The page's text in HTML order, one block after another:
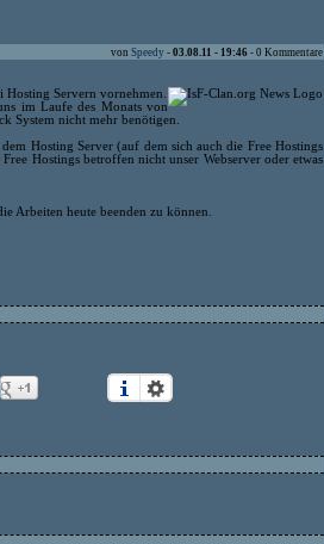
von Speedy - 03.08.11 - 19:46 - 0 Kommentare
Servern vornehmen.
im Laufe des Monats von
System nicht mehr benötigen.
Hosting Server (auf dem sich auch die Free Hostings
Hostings betroffen nicht unser Webserver oder etwas
Arbeiten heute beenden zu können.